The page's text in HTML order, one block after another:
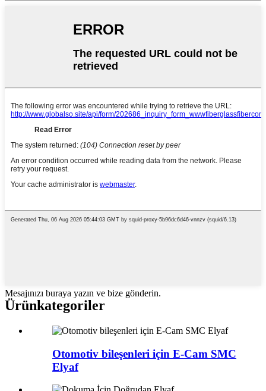
Mesajınızı buraya yazın ve bize gönderin.
Ürünkategoriler
Otomotiv bileşenleri için E-Cam SMC
Elyaf